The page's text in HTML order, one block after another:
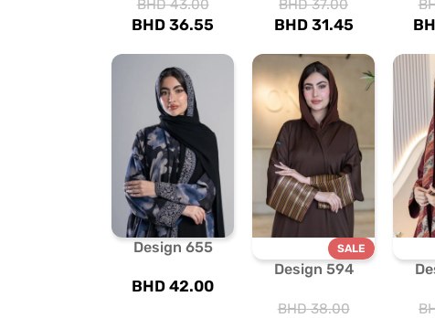
BHD37.00
BHD31.45
BHD43.00
BHD 36.55
SALE
Design 594
BHD38.00
Design 655
BHD 42.00